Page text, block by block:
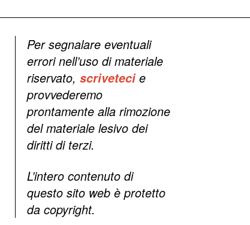
Per segnalare eventuali
errori nell’uso di materiale
riservato, scriveteci e
provvederemo
prontamente alla rimozione
del materiale lesivo dei
diritti di terzi.
L’intero contenuto di
questo sito web è protetto
da copyright.